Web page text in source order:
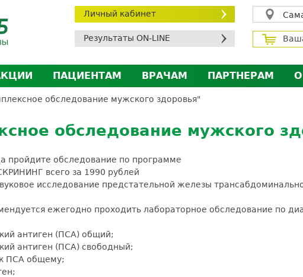
Личный кабинет
Результаты ON-LINE
ПАЦИЕНТАМ
Личный кабинет пациента
ДМС
Усиление профилактических мер для
Налоговый вычет
ВРАЧАМ
Личный кабинет врача
Экскурсия в лабораторию
ПАРТНЕРАМ
Экскурсия в
обследование мужского здоровья"
обследование мужского
пройдите обследование по программе
всего за 1990 рублей
исследование предстательной железы
ежегодно проходить лабораторное обследование по
антиген (ПСА) общий;
антиген (ПСА) свободный;
ПСА общему;